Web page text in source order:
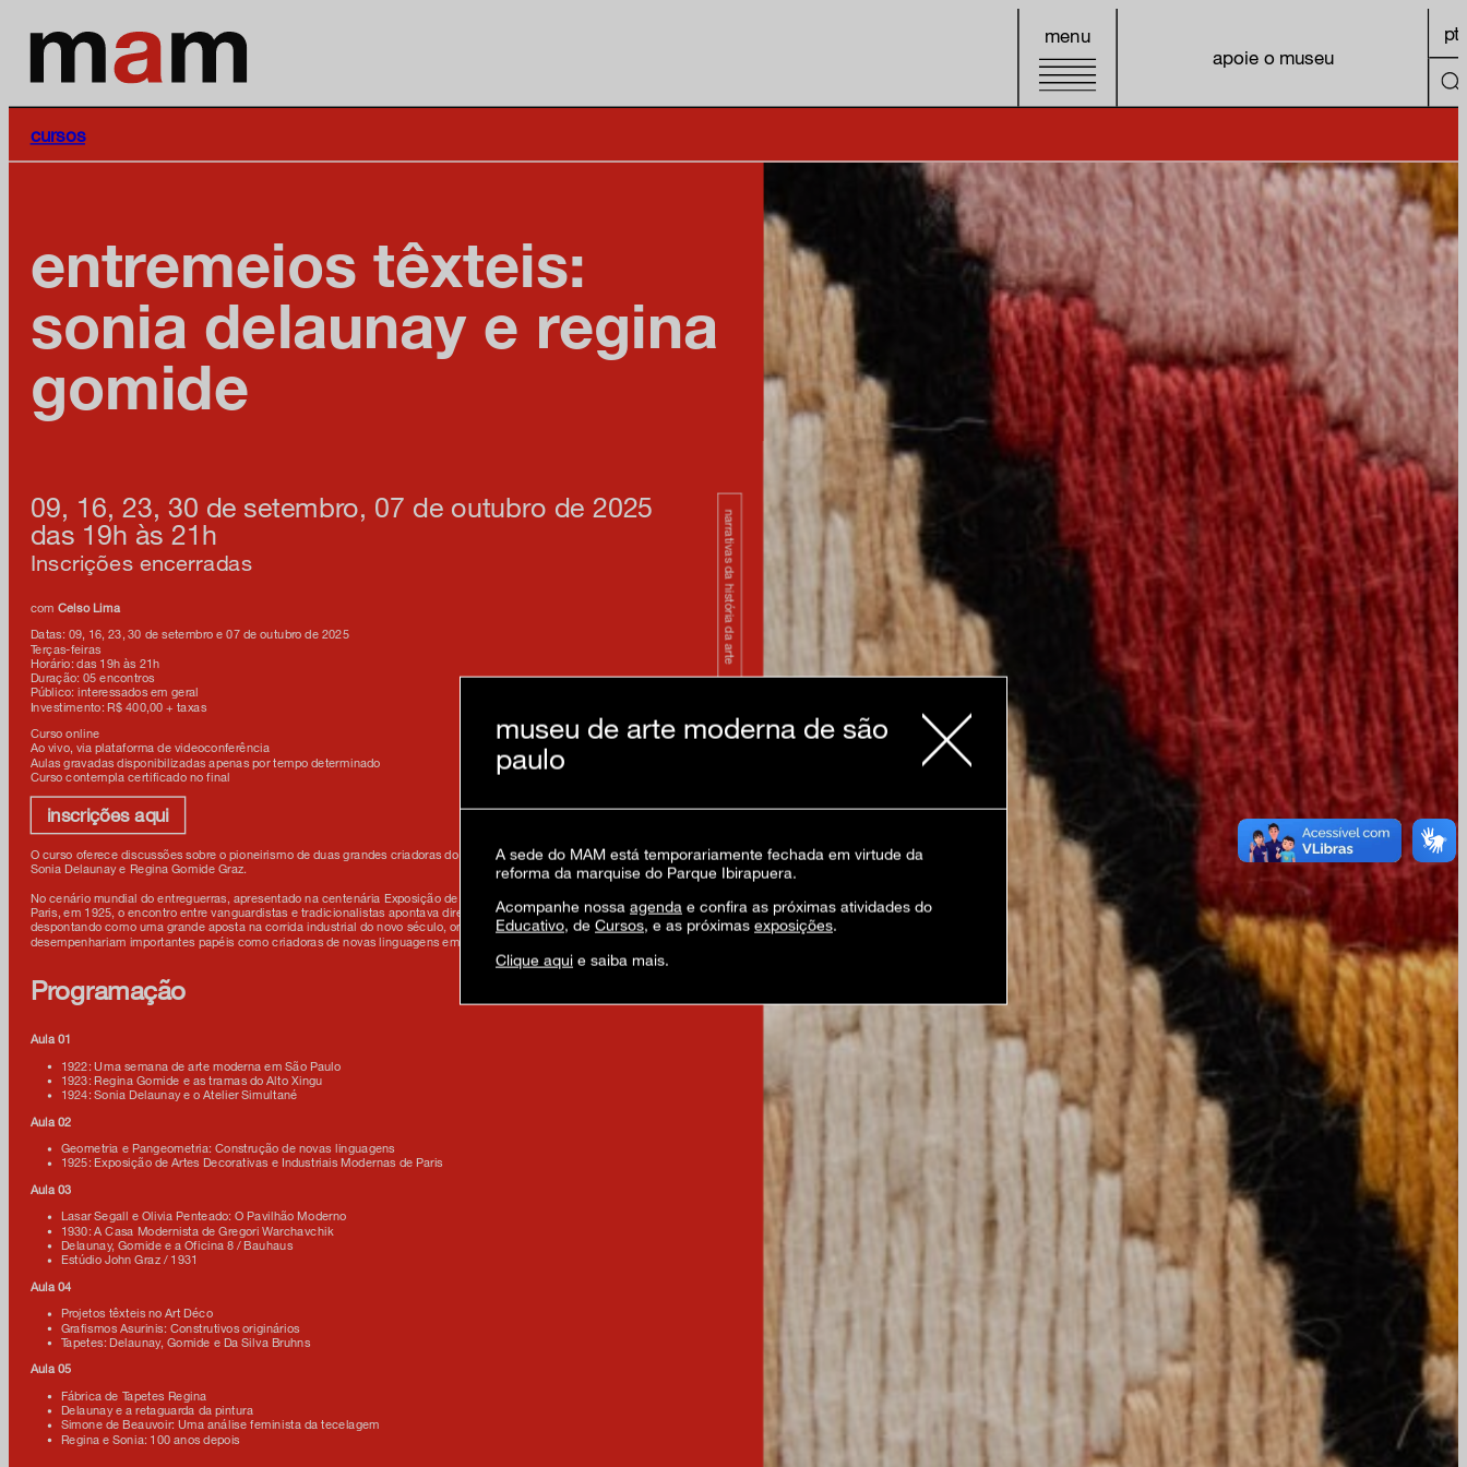
menu
apoie o museu
pt
cursos
entremeios têxteis:
sonia delaunay e regina
gomide
09, 16, 23, 30 de setembro, 07 de outubro de 2025
das 19h às 21h
Inscrições encerradas
com Celso Lima
Datas: 09, 16, 23, 30 de setembro e 07 de outubro de 2025
Terças-feiras
Horário: das 19h às 21h
Duração: 05 encontros
Público: interessados em geral
Investimento: R$ 400,00 + taxas
Curso online
Ao vivo, via plataforma de videoconferência
Aulas gravadas disponibilizadas apenas por tempo determinado
Curso contempla certificado no final
inscrições aqui
O curso oferece discussões sobre o pioneirismo de duas grandes criadoras do design têxtil na primeira metade do século XX:
Sonia Delaunay e Regina Gomide Graz.
No cenário mundial do entreguerras, apresentado na centenária Exposição de Artes Decorativas e Industriais Modernas de
Paris, em 1925, o encontro entre vanguardistas e tradicionalistas apontava direções múltiplas, com o segmento têxtil
despontando como uma grande aposta na corrida industrial do novo século, onde as duas artistas e designers
desempenhariam importantes papéis como criadoras de novas linguagens em tramas e desenhos.
Programação
Aula 01
1922: Uma semana de arte moderna em São Paulo
1923: Regina Gomide e as tramas do Alto Xingu
1924: Sonia Delaunay e o Atelier Simultané
Aula 02
Geometria e Pangeometria: Construção de novas linguagens
1925: Exposição de Artes Decorativas e Industriais Modernas de Paris
Aula 03
Lasar Segall e Olivia Penteado: O Pavilhão Moderno
1930: A Casa Modernista de Gregori Warchavchik
Delaunay, Gomide e a Oficina 8 / Bauhaus
Estúdio John Graz / 1931
Aula 04
Projetos têxteis no Art Déco
Grafismos Asurinis: Construtivos originários
Tapetes: Delaunay, Gomide e Da Silva Bruhns
Aula 05
Fábrica de Tapetes Regina
Delaunay e a retaguarda da pintura
Simone de Beauvoir: Uma análise feminista da tecelagem
Regina e Sonia: 100 anos depois
narrativas da história da arte
x
inscreva-se na nossa newsletter
sobre o mam
imprensa
transparência
contato
trabalhe conosco
política de privacidade e termos de uso
museu de arte moderna de são
paulo
A sede do MAM está temporariamente fechada em virtude da
reforma da marquise do Parque Ibirapuera.
Acompanhe nossa agenda e confira as próximas atividades do
Educativo, de Cursos, e as próximas exposições.
Clique aqui e saiba mais.